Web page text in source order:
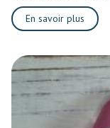
En savoir plus